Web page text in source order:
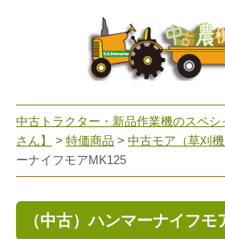
navigation
中古トラクター・新品作業機のスペ
さん】
> 特価商品 > 中古モア（草刈機
ーナイフモアMK125
（中古）ハンマーナイフモ